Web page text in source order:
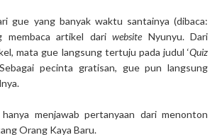
gue yang banyak waktu santainya (dibaca:
membaca artikel dariwebsite Nyunyu. Dari
mata gue langsung tertuju pada judul ‘Quiz
Sebagai pecinta gratisan, gue pun langsung
menjawab pertanyaan dari menonton
Orang Kaya Baru.